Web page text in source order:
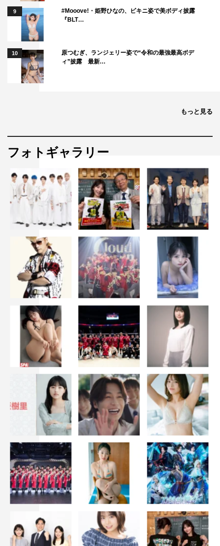
9
#Mooove!・姫野ひなの、ビキニ姿で美ボディ披露
『BLT…
10
原つむぎ、ランジェリー姿で“令和の最強最高ボデ
ィ”披露 最新…
もっと見る
フォトギャラリー